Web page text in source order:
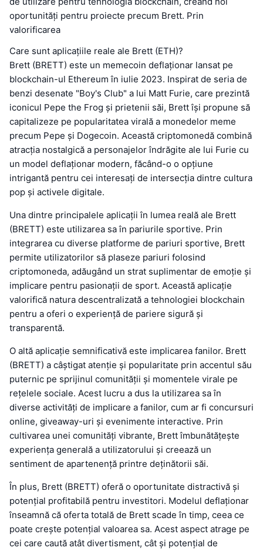
oportunități pentru proiecte precum Brett. Prin
valorificarea
Care sunt aplicațiile reale ale Brett (ETH)?
Brett (BRETT) este un memecoin deflaționar lansat pe
blockchain-ul Ethereum în iulie 2023. Inspirat de seria de
benzi desenate "Boy's Club" a lui Matt Furie, care prezintă
iconicul Pepe the Frog și prietenii săi, Brett își propune să
capitalizeze pe popularitatea virală a monedelor meme
precum Pepe și Dogecoin. Această criptomonedă combină
atracția nostalgică a personajelor îndrăgite ale lui Furie cu
un model deflaționar modern, făcând-o o opțiune
intrigantă pentru cei interesați de intersecția dintre cultura
pop și activele digitale.
Una dintre principalele aplicații în lumea reală ale Brett
(BRETT) este utilizarea sa în pariurile sportive. Prin
integrarea cu diverse platforme de pariuri sportive, Brett
permite utilizatorilor să plaseze pariuri folosind
criptomoneda, adăugând un strat suplimentar de emoție și
implicare pentru pasionații de sport. Această aplicație
valorifică natura descentralizată a tehnologiei blockchain
pentru a oferi o experiență de pariere sigură și
transparentă.
O altă aplicație semnificativă este implicarea fanilor. Brett
(BRETT) a câștigat atenție și popularitate prin accentul său
puternic pe sprijinul comunității și momentele virale pe
rețelele sociale. Acest lucru a dus la utilizarea sa în
diverse activități de implicare a fanilor, cum ar fi concursuri
online, giveaway-uri și evenimente interactive. Prin
cultivarea unei comunități vibrante, Brett îmbunătățește
experiența generală a utilizatorului și creează un
sentiment de apartenență printre deținătorii săi.
În plus, Brett (BRETT) oferă o oportunitate distractivă și
potențial profitabilă pentru investitori. Modelul deflaționar
înseamnă că oferta totală de Brett scade în timp, ceea ce
poate crește potențial valoarea sa. Acest aspect atrage pe
cei care caută atât divertisment, cât și potențial de